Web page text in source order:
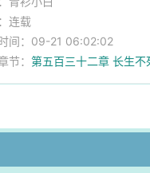
连载
间：09-21 06:02:02
节：第五百三十二章 长生不